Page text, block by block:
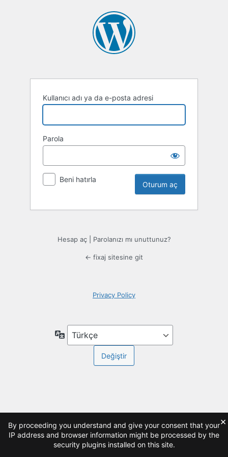
Kullanıcı adı ya da e-posta adresi
Parola
Beni hatırla
Hesap aç| Parolanızı mı unuttunuz?
← fixaj sitesine git
Privacy Policy
Dil
By proceeding you understand and give your consent that your
IP address and browser information might be processed by the
security plugins installed on this site.
×